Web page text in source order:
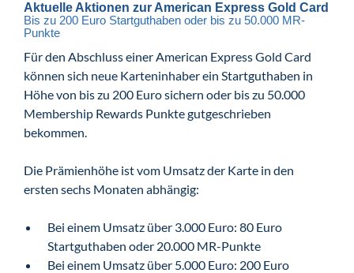
Aktuelle Aktionen zur American Express Gold Card
Bis zu 200 Euro Startguthaben oder bis zu 50.000 MR-
Punkte
Für den Abschluss einer American Express Gold Card
können sich neue Karteninhaber ein Startguthaben in
Höhe von bis zu 200 Euro sichern oder bis zu 50.000
Membership Rewards Punkte gutgeschrieben
bekommen.
Die Prämienhöhe ist vom Umsatz der Karte in den
ersten sechs Monaten abhängig:
Bei einem Umsatz über 3.000 Euro: 80 Euro
Startguthaben oder 20.000 MR-Punkte
Bei einem Umsatz über 5.000 Euro: 200 Euro